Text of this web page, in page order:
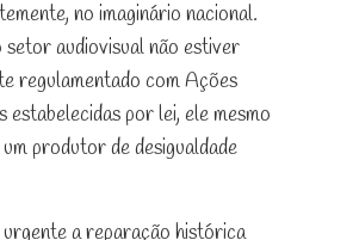
no imaginário nacional.
setor audiovisual não estiver
regulamentado com Ações
estabelecidas por lei, ele mesmo
produtor de desigualdade
a reparação histórica